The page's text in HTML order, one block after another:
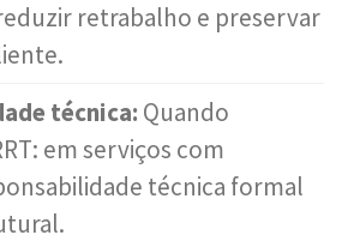
retrabalho e preservar
técnica: Quando
em serviços com
técnica formal